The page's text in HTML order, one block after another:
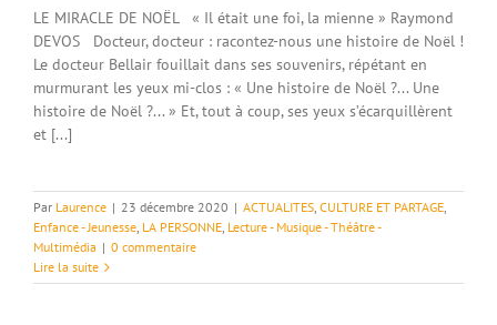
LE MIRACLE DE NOËL « Il était une foi, la mienne » Raymond
DEVOS Docteur, docteur : racontez-nous une histoire de Noël !
Le docteur Bellair fouillait dans ses souvenirs, répétant en
murmurant les yeux mi-clos : « Une histoire de Noël ?... Une
histoire de Noël ?... » Et, tout à coup, ses yeux s’écarquillèrent
et [...]
Par Laurence | 23 décembre 2020 | ACTUALITES, CULTURE ET PARTAGE,
Enfance - Jeunesse, LA PERSONNE, Lecture - Musique - Théâtre -
Multimédia | 0 commentaire
Lire la suite